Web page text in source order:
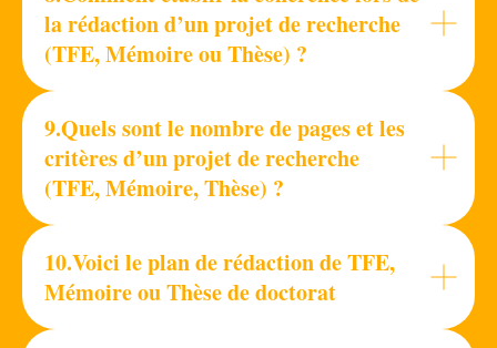
la rédaction d’un projet de recherche
(TFE, Mémoire ou Thèse) ?
9.Quels sont le nombre de pages et les
critères d’un projet de recherche
(TFE, Mémoire, Thèse) ?
10.Voici le plan de rédaction de TFE,
Mémoire ou Thèse de doctorat